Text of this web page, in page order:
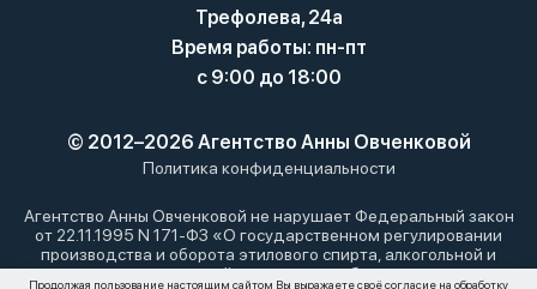
Трефолева, 24а
Время работы: пн-пт
с 9:00 до 18:00
Политика конфиденциальности
© 2012–2026 Агентство Анны Овченковой
Агентство Анны Овченковой не нарушает Федеральный закон
от 22.11.1995 N 171-ФЗ «О государственном регулировании
производства и оборота этилового спирта, алкогольной и
спиртосодержащей продукции и об ограничении
Продолжая пользование настоящим сайтом Вы выражаете своё согласие на обработку